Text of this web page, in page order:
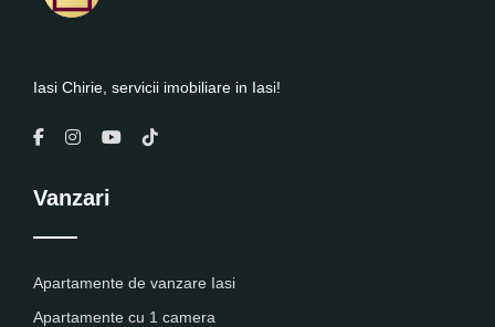
Iasi Chirie, servicii imobiliare in Iasi!
Vanzari
Apartamente de vanzare Iasi
Apartamente cu 1 camera